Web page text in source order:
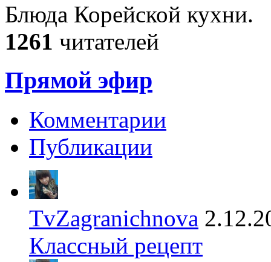
Блюда Корейской кухни.
1261 читателей
Прямой эфир
Комментарии
Публикации
TvZagranichnova
Классный рецепт